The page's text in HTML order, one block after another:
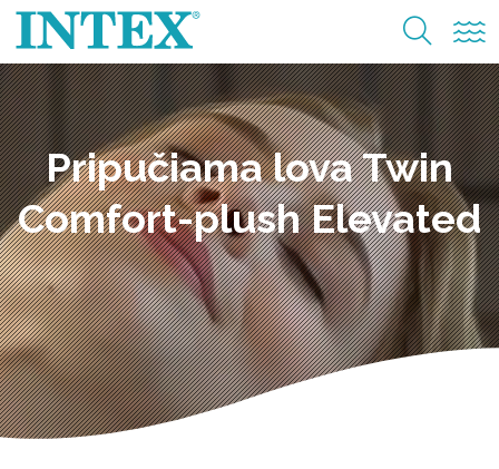
Pripučiama lova Twin
Comfort-plush Elevated